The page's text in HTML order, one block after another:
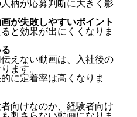
柄が応募判断に大きく影
が失敗しやすいポイント
と効果が出にくくなりま
えない動画は、入社後の
ます。
に定着率は高くなりま
向けなのか、経験者向け
ーチしやすくなる
の内容例
失敗しやすいポイント